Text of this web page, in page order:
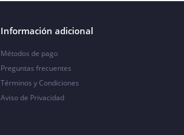
Información adicional
Métodos de pago
Preguntas frecuentes
Términos y Condiciones
Aviso de Privacidad